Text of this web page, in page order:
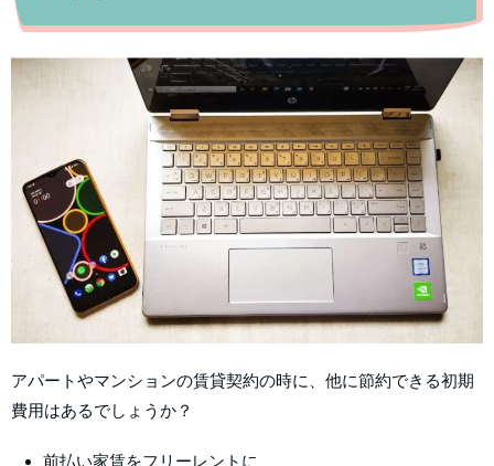
アパートやマンションの賃貸契約の時に、他に節約できる初期
費用はあるでしょうか？
前払い家賃をフリーレントに